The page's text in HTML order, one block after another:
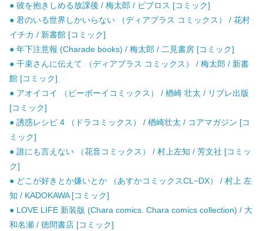
● 彼を抱きしめる放課後 / 梅太郎 / ビブロス [コミック]
● 君のいる世界しかいらない （ディアプラス コミックス） / 花村
イチカ / 新書館 [コミック]
● 年下注意報 (Charade books) / 梅太郎 / 二見書房 [コミック]
● 千束さんに伝えて （ディアプラス コミックス） / 梅太郎 / 新書
館 [コミック]
● アオイコイ （ビーボーイコミックス） / 楢崎 壮太 / リブレ出版
[コミック]
● 誘惑レシピ 4 （ドラコミックス） / 楢崎壮太 / コアマガジン [コ
ミック]
● 誰にも言えない （花音コミックス） / 村上左知 / 芳文社 [コミッ
ク]
● どこが好きとか嫌いとか （あすかコミックスCL−DX） / 村上 左
知 / KADOKAWA [コミック]
● LOVE LIFE 新装版 (Chara comics. Chara comics collection) / 大
和名瀬 / 徳間書店 [コミック]